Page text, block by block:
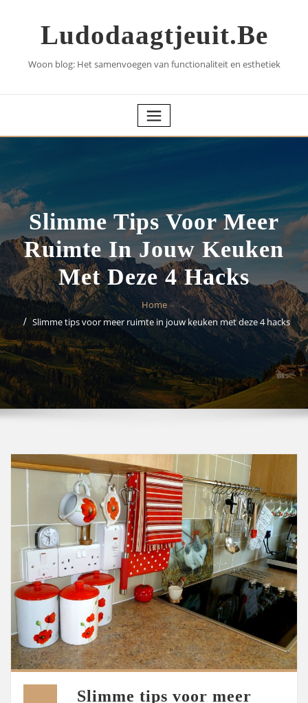
Ludodaagtjeuit.be
Woon blog: Het samenvoegen van functionaliteit en esthetiek
Slimme Tips Voor Meer
Ruimte In Jouw Keuken
Met Deze 4 Hacks
Home
Slimme tips voor meer ruimte in jouw keuken met deze 4 hacks
Slimme tips voor meer